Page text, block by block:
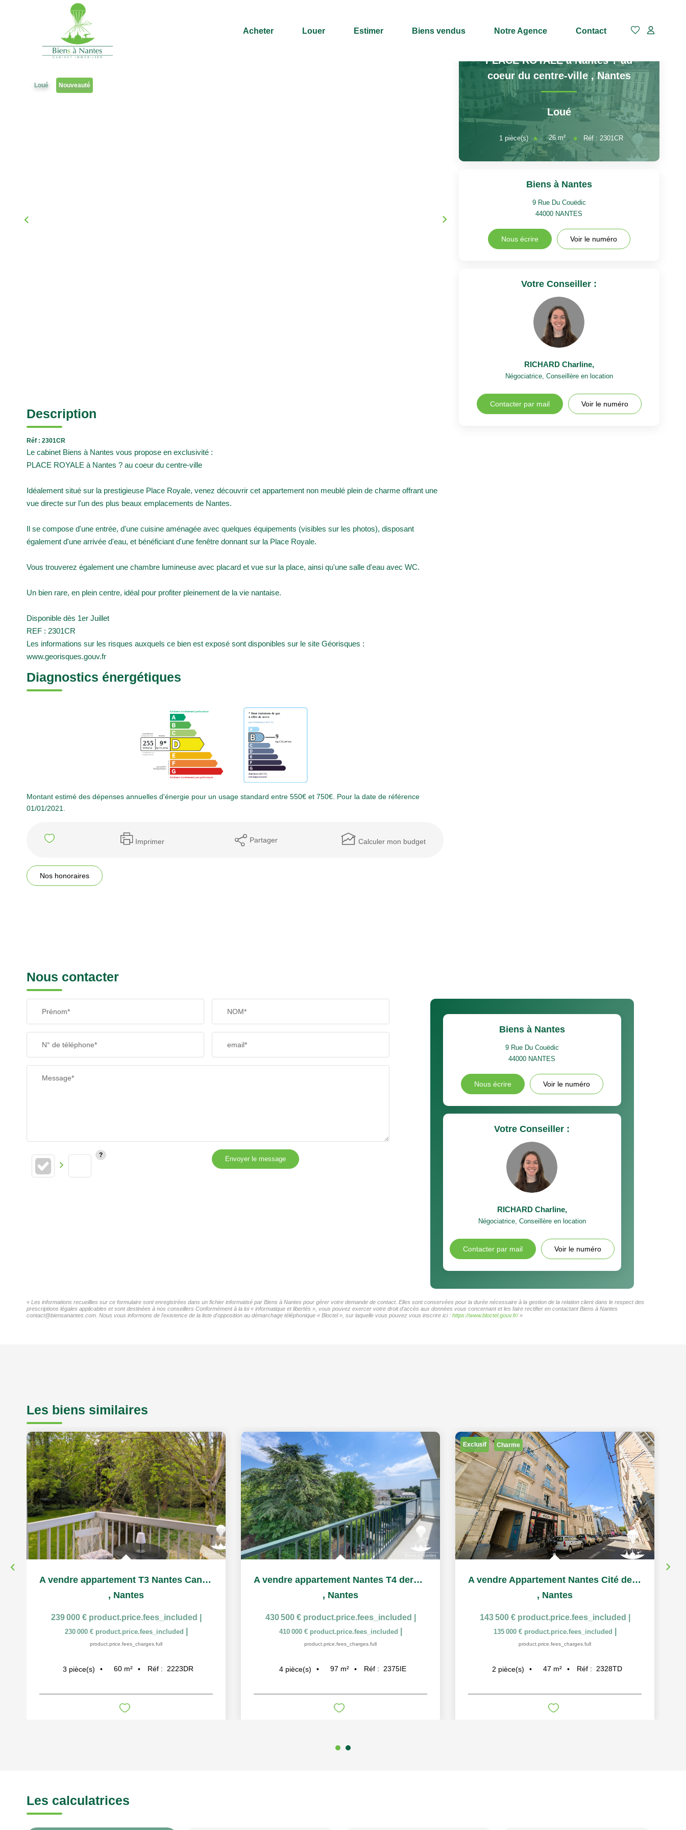
Acheter Louer Estimer Biens vendus Notre Agence Contact
Appartements
Loué Nouveauté
Description
Réf : 2301CR
Le cabinet Biens à Nantes vous propose en exclusivité :
PLACE ROYALE à Nantes ? au coeur du centre-ville
Idéalement situé sur la prestigieuse Place Royale, venez découvrir cet appartement non meublé plein de charme offrant une
vue directe sur l'un des plus beaux emplacements de Nantes.
Il se compose d'une entrée, d'une cuisine aménagée avec quelques équipements (visibles sur les photos), disposant
également d'une arrivée d'eau, et bénéficiant d'une fenêtre donnant sur la Place Royale.
Vous trouverez également une chambre lumineuse avec placard et vue sur la place, ainsi qu'une salle d'eau avec WC.
Un bien rare, en plein centre, idéal pour profiter pleinement de la vie nantaise.
Disponible dès 1er Juillet
REF : 2301CR
Les informations sur les risques auxquels ce bien est exposé sont disponibles sur le site Géorisques :
www.georisques.gouv.fr
Diagnostics énergétiques
Montant estimé des dépenses annuelles d'énergie pour un usage standard entre 550€ et 750€. Pour la date de référence
01/01/2021.
Imprimer Partager Calculer mon budget
Nos honoraires
PLACE ROYALE à Nantes ? au
coeur du centre-ville,Nantes
Loué
1 pièce(s) 26m² Réf : 2301CR
Biens à Nantes
9 Rue Du Couëdic
44000 NANTES
Nous écrire Voir le numéro
Votre Conseiller :
RICHARD Charline,
Négociatrice, Conseillère en location
Contacter par mail Voir le numéro
Nous contacter
Prénom* NOM*
N° de téléphone* email*
Message*
Envoyer le message
Biens à Nantes
9 Rue Du Couëdic
44000 NANTES
Nous écrire Voir le numéro
Votre Conseiller :
RICHARD Charline,
Négociatrice, Conseillère en location
Contacter par mail Voir le numéro
« Les informations recueillies sur ce formulaire sont enregistrées dans un fichier informatisé par Biens à Nantes pour gérer votre demande de contact. Elles sont conservées pour la durée nécessaire à la gestion de la relation client dans le respect des
prescriptions légales applicables et sont destinées à nos conseillers Conformément à la loi « informatique et libertés », vous pouvez exercer votre droit d'accès aux données vous concernant et les faire rectifier en contactant Biens à Nantes
contact@biensanantes.com. Nous vous informons de l'existence de la liste d'opposition au démarchage téléphonique « Bloctel », sur laquelle vous pouvez vous inscrire ici : https://www.bloctel.gouv.fr/»
Les biens similaires
A vendre appartement T3 Nantes Canclaux balcon et parking
, Nantes
239 000 € product.price.fees_included
230 000 € product.price.fees_included
product.price.fees_charges.full
3 pièce(s) 60 m² Réf : 2223DR
A vendre appartement Nantes T4 dernier étage Canclaux...
, Nantes
430 500 € product.price.fees_included
410 000 € product.price.fees_included
product.price.fees_charges.full
4 pièce(s) 97 m² Réf : 2375IE
Exclusif Charme
A vendre Appartement Nantes Cité des Congrès T2
, Nantes
143 500 € product.price.fees_included
135 000 € product.price.fees_included
product.price.fees_charges.full
2 pièce(s) 47 m² Réf : 2328TD
Les calculatrices